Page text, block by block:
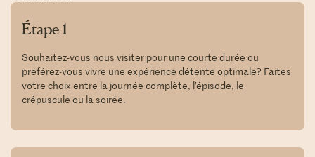
Étape 1
Souhaitez-vous nous visiter pour une courte durée ou
préférez-vous vivre une expérience détente optimale? Faites
votre choix entre la journée complète, l’épisode, le
crépuscule ou la soirée.